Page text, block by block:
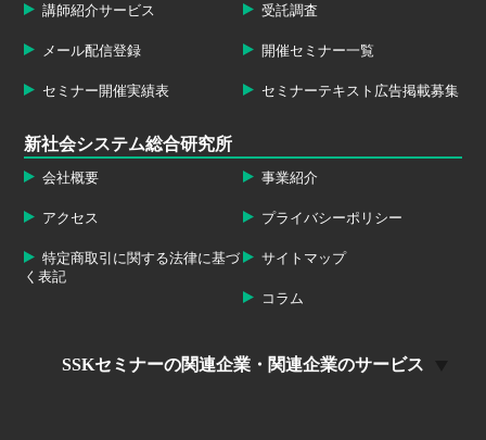
講師紹介サービス 受託調査
メール配信登録 開催セミナー一覧
セミナー開催実績表 セミナーテキスト広告掲載募集
新社会システム総合研究所
会社概要 事業紹介
アクセス プライバシーポリシー
特定商取引に関する法律に基づ
く表記
サイトマップ
コラム
SSKセミナーの関連企業・関連企業のサービス